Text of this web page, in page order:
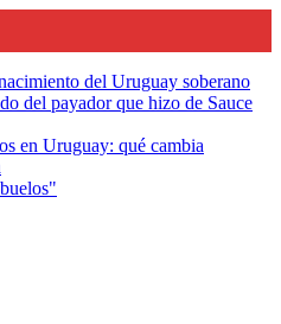
del Uruguay soberano
del payador que hizo de Sauce
en Uruguay: qué cambia